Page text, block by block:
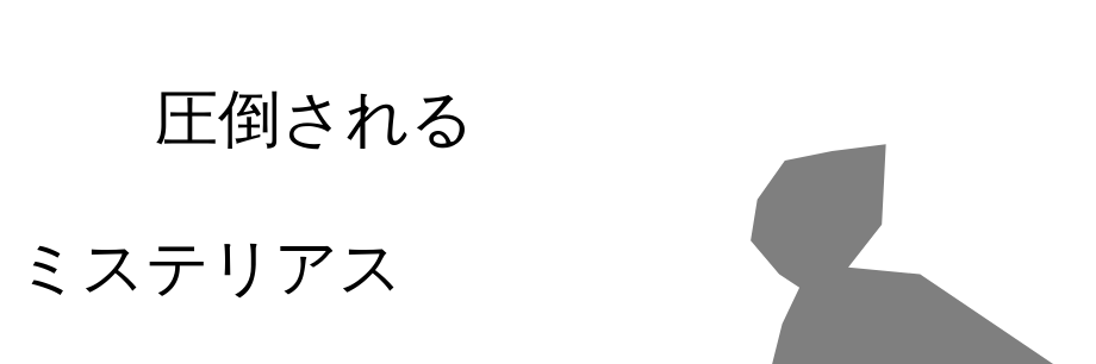
ミステリアス
圧倒される